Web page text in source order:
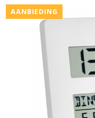
AANBIEDING